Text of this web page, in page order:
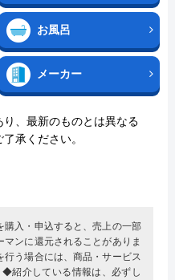
お風呂
メーカー
、最新のものとは異なる
承ください。
入・申込すると、売上の一部
ンに還元されることがありま
う場合には、商品・サービス
紹介している情報は、必ずし